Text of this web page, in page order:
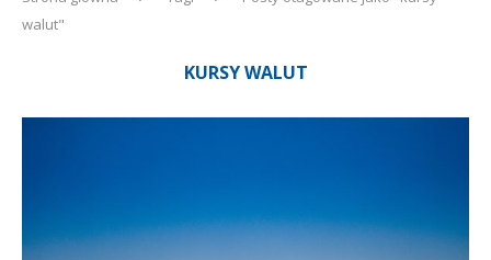
walut"
KURSY WALUT